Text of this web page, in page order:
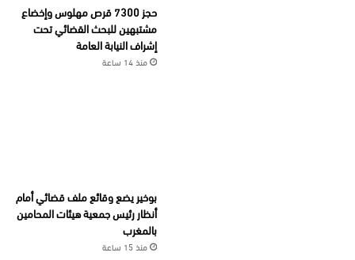
حجز 7300 قرص مهلوس وإخضاع
مشتبهين للبحث القضائي تحت
إشراف النيابة العامة
منذ 14 ساعة
بوخير يضع وقائع ملف قضائي أمام
أنظار رئيس جمعية هيئات المحامين
بالمغرب
منذ 15 ساعة